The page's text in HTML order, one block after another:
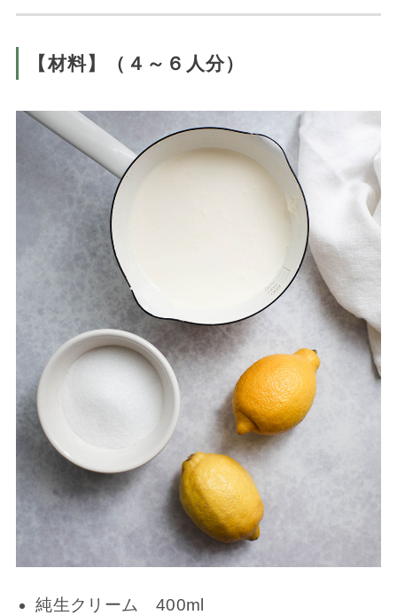
【材料】（４～６人分）
純生クリーム 400ml